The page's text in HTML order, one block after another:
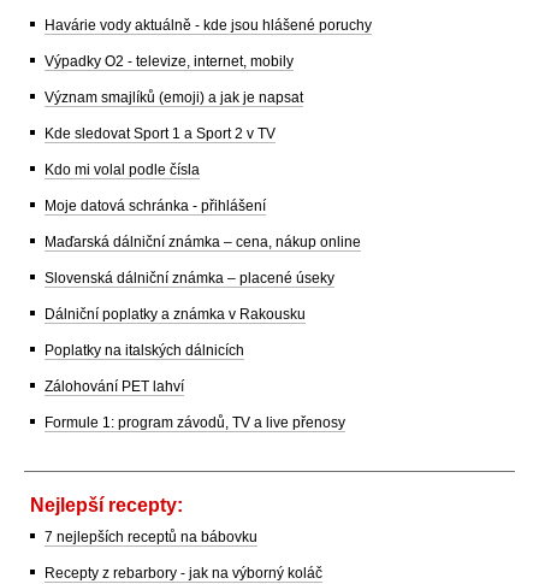
Havárie vody aktuálně - kde jsou hlášené poruchy
Výpadky O2 - televize, internet, mobily
Význam smajlíků (emoji) a jak je napsat
Kde sledovat Sport 1 a Sport 2 v TV
Kdo mi volal podle čísla
Moje datová schránka - přihlášení
Maďarská dálniční známka – cena, nákup online
Slovenská dálniční známka – placené úseky
Dálniční poplatky a známka v Rakousku
Poplatky na italských dálnicích
Zálohování PET lahví
Formule 1: program závodů, TV a live přenosy
Nejlepší recepty:
7 nejlepších receptů na bábovku
Recepty z rebarbory - jak na výborný koláč